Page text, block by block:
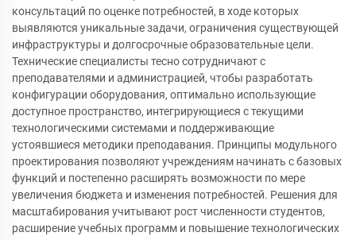
консультаций по оценке потребностей, в ходе которых
выявляются уникальные задачи, ограничения существующей
инфраструктуры и долгосрочные образовательные цели.
Технические специалисты тесно сотрудничают с
преподавателями и администрацией, чтобы разработать
конфигурации оборудования, оптимально использующие
доступное пространство, интегрирующиеся с текущими
технологическими системами и поддерживающие
устоявшиеся методики преподавания. Принципы модульного
проектирования позволяют учреждениям начинать с базовых
функций и постепенно расширять возможности по мере
увеличения бюджета и изменения потребностей. Решения для
масштабирования учитывают рост численности студентов,
расширение учебных программ и повышение технологических